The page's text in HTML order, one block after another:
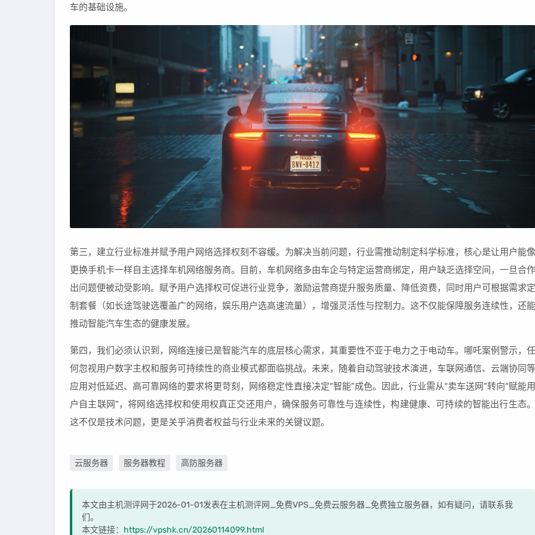
车的基础设施。
第三，建立行业标准并赋予用户网络选择权刻不容缓。为解决当前问题，行业需推动制定科学标准，核心是让用户能像
更换手机卡一样自主选择车机网络服务商。目前，车机网络多由车企与特定运营商绑定，用户缺乏选择空间，一旦合作
出问题便被动受影响。赋予用户选择权可促进行业竞争，激励运营商提升服务质量、降低资费，同时用户可根据需求定
制套餐（如长途驾驶选覆盖广的网络，娱乐用户选高速流量），增强灵活性与控制力。这不仅能保障服务连续性，还能
推动智能汽车生态的健康发展。
第四，我们必须认识到，网络连接已是智能汽车的底层核心需求，其重要性不亚于电力之于电动车。哪吒案例警示，任
何忽视用户数字主权和服务可持续性的商业模式都面临挑战。未来，随着自动驾驶技术演进，车联网通信、云端协同等
应用对低延迟、高可靠网络的要求将更苛刻，网络稳定性直接决定“智能”成色。因此，行业需从“卖车送网”转向“赋能用
户自主联网”，将网络选择权和使用权真正交还用户，确保服务可靠性与连续性，构建健康、可持续的智能出行生态。
这不仅是技术问题，更是关乎消费者权益与行业未来的关键议题。
云服务器 服务器教程 高防服务器
本文由主机测评网于2026-01-01发表在主机测评网_免费VPS_免费云服务器_免费独立服务器，如有疑问，请联系我
们。
本文链接： https://vpshk.cn/20260114099.html